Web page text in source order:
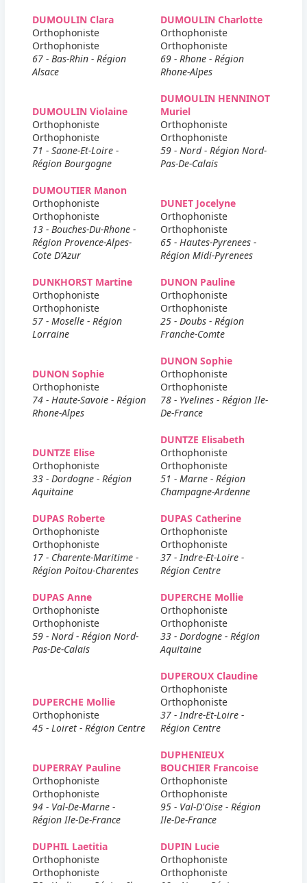
DUMOULIN Clara
Orthophoniste
Orthophoniste
67 - Bas-Rhin - Région
Alsace
DUMOULIN Charlotte
Orthophoniste
Orthophoniste
69 - Rhone - Région
Rhone-Alpes
DUMOULIN Violaine
Orthophoniste
Orthophoniste
71 - Saone-Et-Loire -
Région Bourgogne
DUMOULIN HENNINOT
Muriel
Orthophoniste
Orthophoniste
59 - Nord - Région Nord-
Pas-De-Calais
DUMOUTIER Manon
Orthophoniste
Orthophoniste
13 - Bouches-Du-Rhone -
Région Provence-Alpes-
Cote D'Azur
DUNET Jocelyne
Orthophoniste
Orthophoniste
65 - Hautes-Pyrenees -
Région Midi-Pyrenees
DUNKHORST Martine
Orthophoniste
Orthophoniste
57 - Moselle - Région
Lorraine
DUNON Pauline
Orthophoniste
Orthophoniste
25 - Doubs - Région
Franche-Comte
DUNON Sophie
Orthophoniste
74 - Haute-Savoie - Région
Rhone-Alpes
DUNON Sophie
Orthophoniste
Orthophoniste
78 - Yvelines - Région Ile-
De-France
DUNTZE Elise
Orthophoniste
33 - Dordogne - Région
Aquitaine
DUNTZE Elisabeth
Orthophoniste
Orthophoniste
51 - Marne - Région
Champagne-Ardenne
DUPAS Roberte
Orthophoniste
Orthophoniste
17 - Charente-Maritime -
Région Poitou-Charentes
DUPAS Catherine
Orthophoniste
Orthophoniste
37 - Indre-Et-Loire -
Région Centre
DUPAS Anne
Orthophoniste
Orthophoniste
59 - Nord - Région Nord-
Pas-De-Calais
DUPERCHE Mollie
Orthophoniste
Orthophoniste
33 - Dordogne - Région
Aquitaine
DUPERCHE Mollie
Orthophoniste
45 - Loiret - Région Centre
DUPEROUX Claudine
Orthophoniste
Orthophoniste
37 - Indre-Et-Loire -
Région Centre
DUPERRAY Pauline
Orthophoniste
Orthophoniste
94 - Val-De-Marne -
Région Ile-De-France
DUPHENIEUX
BOUCHIER Francoise
Orthophoniste
Orthophoniste
95 - Val-D'Oise - Région
Ile-De-France
DUPHIL Laetitia
Orthophoniste
Orthophoniste
DUPIN Lucie
Orthophoniste
Orthophoniste